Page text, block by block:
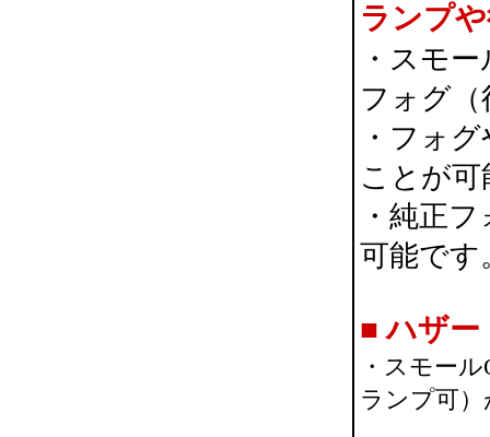
ランプ
・スモ
フォグ
・フォ
ことが
・純正
可能です
■ハザー
・スモー
ランプ可